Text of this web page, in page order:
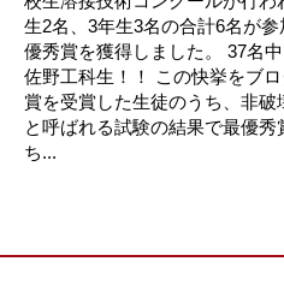
生2名、3年生3名の合計6名が
優秀賞を獲得しました。 37名
佐野工科生！！ この快挙をブ
賞を受賞した生徒のうち、非
と呼ばれる試験の結果で最優
ち...